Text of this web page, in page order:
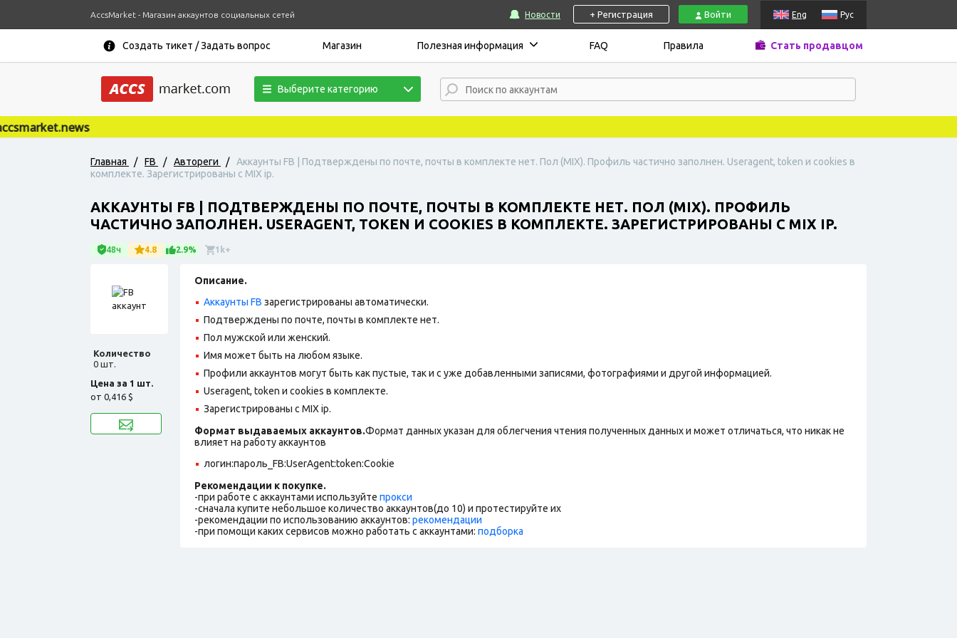
AccsMarket - Магазин аккаунтов социальных сетей Новости + Регистрация Войти Eng Рус
Создать тикет / Задать вопрос Магазин Полезная информация FAQ Правила Стать продавцом
Выберите категорию
Главная / FB / Автореги /
Аккаунты FB | Подтверждены по почте, почты в комплекте нет. Пол (MIX). Профиль частично заполнен. Useragent, token и cookies в
комплекте. Зарегистрированы с MIX ip.
АККАУНТЫ FB | ПОДТВЕРЖДЕНЫ ПО ПОЧТЕ, ПОЧТЫ В КОМПЛЕКТЕ НЕТ. ПОЛ (MIX). ПРОФИЛЬ
ЧАСТИЧНО ЗАПОЛНЕН. USERAGENT, TOKEN И COOKIES В КОМПЛЕКТЕ. ЗАРЕГИСТРИРОВАНЫ С MIX IP.
48ч 4.8 2.9% 1k+
Количество
0 шт.
Цена за 1 шт.
от 0,416 $
Описание.
Аккаунты FB зарегистрированы автоматически.
Подтверждены по почте, почты в комплекте нет.
Пол мужской или женский.
Имя может быть на любом языке.
Профили аккаунтов могут быть как пустые, так и с уже добавленными записями, фотографиями и другой информацией.
Useragent, token и cookies в комплекте.
Зарегистрированы с MIX ip.
Формат выдаваемых аккаунтов.Формат данных указан для облегчения чтения полученных данных и может отличаться, что никак не
влияет на работу аккаунтов
логин:пароль_FB:UserAgent:token:Cookie
Рекомендации к покупке.
-при работе с аккаунтами используйте прокси
-сначала купите небольшое количество аккаунтов(до 10) и протестируйте их
-рекомендации по использованию аккаунтов: рекомендации
-при помощи каких сервисов можно работать с аккаунтами: подборка